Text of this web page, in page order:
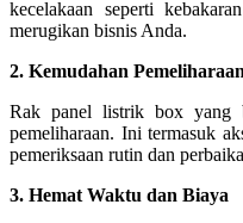
kecelakaan seperti
merugikan bisnis Anda.
2. Kemudahan Pemeliharaan
Rak panel listrik box yang
pemeliharaan. Ini termasuk
pemeriksaan rutin dan
3. Hemat Waktu dan Biaya